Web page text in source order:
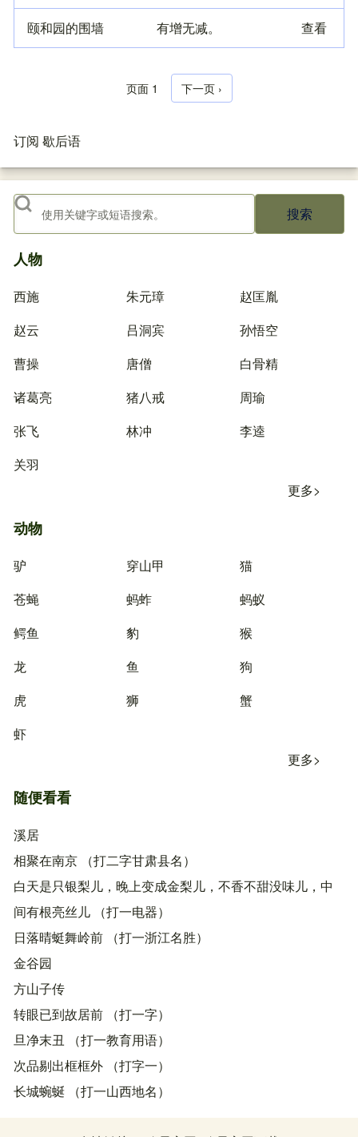
颐和园的围墙 有增无减。 查看
分页
页面 1 下一页
下一页 ›
订阅 歇后语
搜索
人物
西施 朱元璋
赵匡胤
赵云
吕洞宾
孙悟空
曹操
唐僧
白骨精
诸葛亮
猪八戒
周瑜
张飞
林冲
李逵
关羽
更多>
动物
驴 穿山甲
猫
苍蝇
蚂蚱
蚂蚁
鳄鱼
豹
猴
龙
鱼
狗
虎
狮
蟹
虾
更多>
随便看看
溪居
相聚在南京 （打二字甘肃县名）
白天是只银梨儿，晚上变成金梨儿，不香不甜没味儿，中
间有根亮丝儿 （打一电器）
日落晴蜓舞岭前 （打一浙江名胜）
金谷园
方山子传
转眼已到故居前 （打一字）
旦净末丑 （打一教育用语）
次品剔出框框外 （打字一）
长城蜿蜒 （打一山西地名）